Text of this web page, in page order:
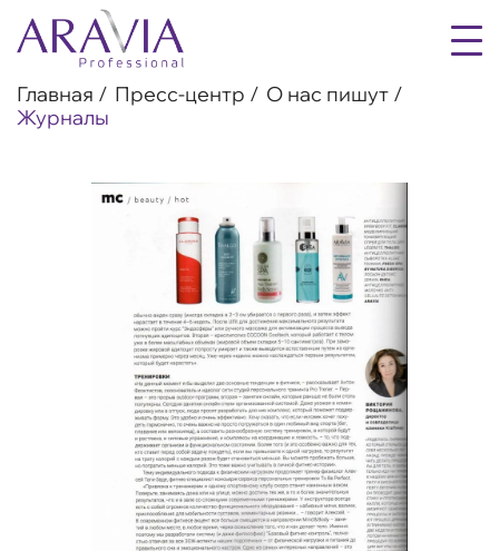
Главная Пресс-центр
О нас пишут
Журналы